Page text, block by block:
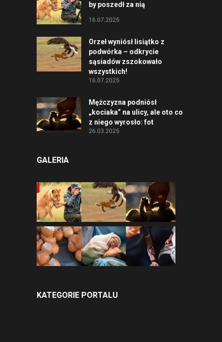
by poszedł za nią
16.07.2025
Orzeł wyniósł lisiątko z
podwórka – odkrycie
sąsiadów zszokowało
wszystkich!
16.07.2025
Mężczyzna podniósł
„kociaka” na ulicy, ale oto co
z niego wyrosło: fot
26.03.2025
GALERIA
KATEGORIE PORTALU